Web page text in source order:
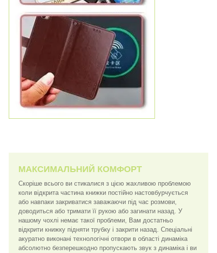
МАКСИМАЛЬНИЙ КОМФОРТ
Скоріше всього ви стикалися з цією жахливою проблемою
коли відкрита частина книжки постійно настовбурчується
або навпаки закриватися заважаючи під час розмови,
доводиться або тримати її рукою або загинати назад. У
нашому чохлі немає такої проблеми, Вам достатньо
відкрити книжку підняти трубку і закрити назад. Спеціальні
акуратно виконані технологічні отвори в області динаміка
абсолютно безперешкодно пропускають звук з динаміка і ви